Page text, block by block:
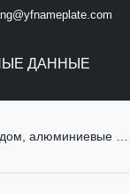
ДАННЫЕ
этикетки с печатью